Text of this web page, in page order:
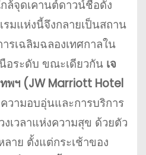
ล้จุดเคานต์ดาวน์ชื่อดัง
รมแห่งนี้จึงกลายเป็นสถาน
เฉลิมฉลองเทศกาลใน
อระดับ ขณะเดียวกัน เจ
พฯ (JW Marriott Hotel
วามอบอุ่นและการบริการ
เวลาแห่งความสุข ด้วยตัว
าย ตั้งแต่กระเช้าของ